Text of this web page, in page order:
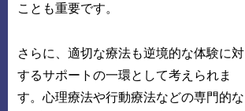
ことも重要です。
さらに、適切な療法も逆境的な体験に対
するサポートの一環として考えられま
す。心理療法や行動療法などの専門的な